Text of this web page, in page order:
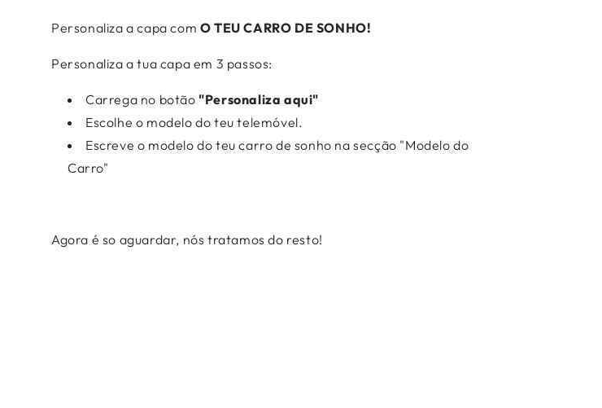
Personaliza a capa com O TEU CARRO DE SONHO!
Personaliza a tua capa em 3 passos:
Carrega no botão "Personaliza aqui"
Escolhe o modelo do teu telemóvel.
Escreve o modelo do teu carro de sonho na secção "Modelo do
Carro"
Agora é so aguardar, nós tratamos do resto!